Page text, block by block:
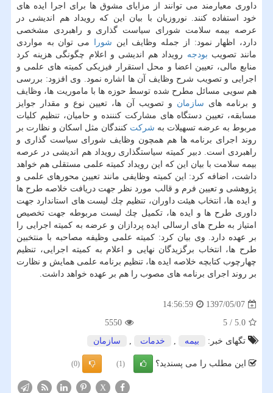
داوری معیارمند می توانند از مزایای مشوق ها برای اجرا ایده های
خود ‏استفاده كنند.‏ نوروزیان با بیان این كه رویداد هم اندیشی در
عرصه بیمه سلامت شورای سیاست گذاری و راهبردی مشخصی
دارد، اظهار نمود: از ‏جمله وظایف این شورا می توان به مواردی
مانند تصویب بودجه رویداد هم اندیشی و اعلام چگونگی هزینه كرد
منابع مالی، تعیین اعضا ‏و محل استقرار فیزیكی كمیته های علمی و
اجرایی و تصویب شرح وظایف آن ها اشاره نمود.‏ وی افزود: بررسی
هم سویی مسائل مطرح شده توسط حوزه ها با ماموریت ها، وظایف
و برنامه های سازمان و تصویب آن ها، تعیین ‏نوع و مقدار جوایز
مسابقه، تعیین دستگاه های مشاركت كنننده و حامیان، تنظیم كلیات
مربوط به عرضه تسهیلات به شركت كنندگان مثل ‏اسكان و نظارت بر
روند اجرای برنامه ها هم همچون وظایف شورای سیاست گذاری و
راهبردی است.‏ دبیر كمیته سیاستگذاری رویداد هم اندیشی در عرصه
بیمه سلامت با بیان این كه این رویداد كمیته علمی مستقلی هم خواهد
‏داشت، اضافه كرد: این كمیته وظایفی مانند تعیین محورهای علمی و
پژوهشی و تعیین فرم و قالب مورد نظر جهت دریافت خلاصه طرح ها
‏و ایده ها، انتخاب هیئت داوران، تنظیم چك لیست های استاندارد جهت
داوری طرح ها و ایده ها، تكمیل چك لیست مربوطه جهت ‏تخصیص
امتیاز به طرح های ارسالی ایده پردازان و عرضه به كمیته اجرایی را
بر عهده دارد.‏ وی بیان كرد: كمیته علمی وظیفه مصاحبه با منتخبین
طرح ها، انتخاب برگزیدگان نهایی و اعلام به كمیته اجرایی، تنظیم
چهارچوب ‏كتابچه خلاصه ایده ها، تنظیم برنامه علمی همایش و نظارت
بر روند اجرای برنامه های مصوب را هم بر عهده خواهد داشت.‏
1397/05/07
14:56:59
5.0
/
5
5550
تگهای خبر:
بیمه , خدمات , سازمان
این مطلب را می پسندید؟ (1)
(0)
X